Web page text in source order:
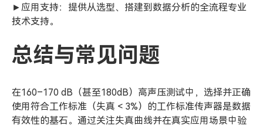
►应用支持：提供从选型、搭建到数据分析的全流程专业
技术支持。
总结与常见问题
在160–170 dB（甚至180dB）高声压测试中，选择并正确
使用符合工作标准（失真 < 3%）的工作标准传声器是数据
有效性的基石。通过关注失真曲线并在真实应用场景中验